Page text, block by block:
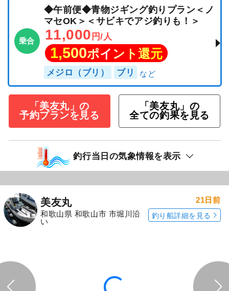
乗合
◆午前便◆青物ジギング釣りプラン＜ノ
マセOK＞＜サビキでアジ釣りも！＞
11,000 円/人
1,500ポイント還元
メジロ（ブリ） ブリ
「美友丸」の
予約プランを見る
「美友丸」の
全ての釣果を見る
釣行当日の気象情報を表示
美友丸
和歌山県 和歌山市 市堀川沿
い
21日前
釣り船詳細を見る